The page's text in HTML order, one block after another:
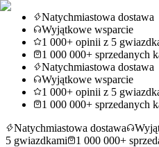
Natychmiastowa dostawa
Wyjątkowe wsparcie
1 000+ opinii z 5
1 000 000+ sprzedanych
Natychmiastowa dostawa
Wyjątkowe wsparcie
1 000+ opinii z 5
1 000 000+ sprzedanych
Natychmiastowa dostawa
5 gwiazdkami
1 000 000+